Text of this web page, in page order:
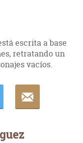
escrita a base
retratando un
vacíos.